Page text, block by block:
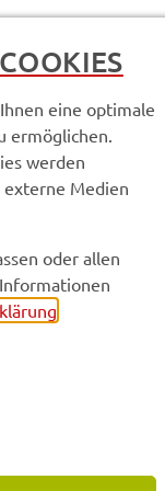
eine optimale
ermöglichen.
werden
externe Medien
oder allen